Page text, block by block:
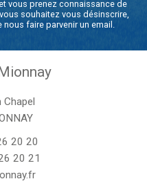
vous prenez connaissance de
souhaitez vous désinscrire,
nous faire parvenir un email.
Chapel
20 20
20 21